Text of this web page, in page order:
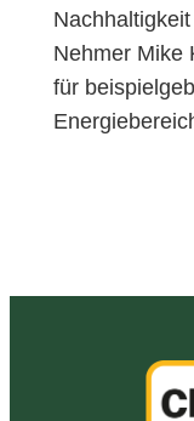
Nehmer Mike
für